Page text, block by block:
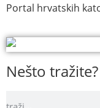
Portal hrvatskih
Nešto tražite?